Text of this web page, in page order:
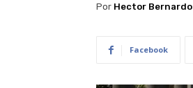
Por Hector Bernardo
Facebook